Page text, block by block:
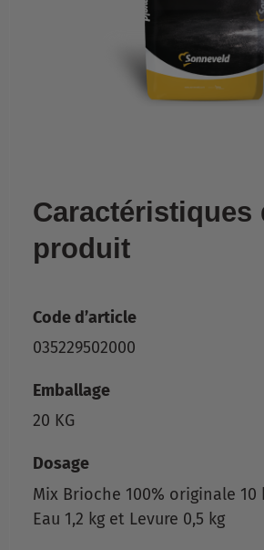
Caractéristiques
produit
Code d’article
035229502000
Emballage
20 KG
Dosage
Mix Brioche 100% originale 10
Eau 1,2 kg et Levure 0,5 kg